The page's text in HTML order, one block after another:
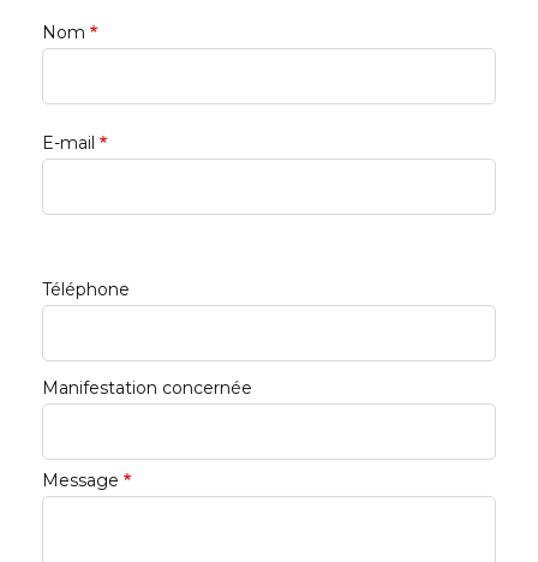
Nom
E-mail
Téléphone
Manifestation concernée
Message